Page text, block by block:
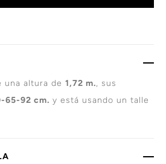
una altura de 1,72 m., sus
65-92 cm. y está usando un talle